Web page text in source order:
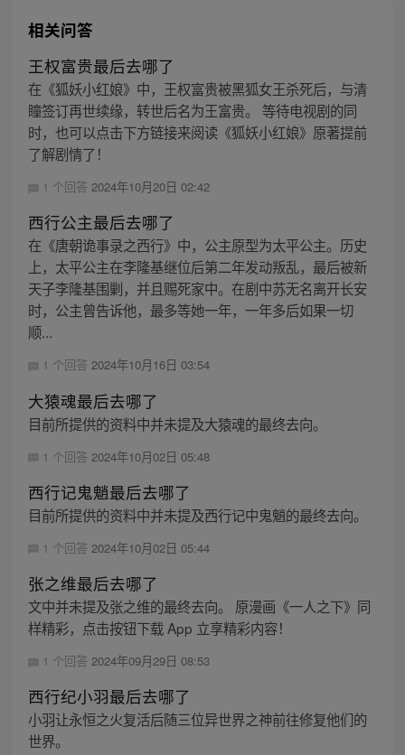
相关问答
王权富贵最后去哪了
在《狐妖小红娘》中，王权富贵被黑狐女王杀死后，与清
瞳签订再世续缘，转世后名为王富贵。 等待电视剧的同
时，也可以点击下方链接来阅读《狐妖小红娘》原著提前
了解剧情了！
1 个回答 2024年10月20日 02:42
西行公主最后去哪了
在《唐朝诡事录之西行》中，公主原型为太平公主。历史
上，太平公主在李隆基继位后第二年发动叛乱，最后被新
天子李隆基围剿，并且赐死家中。在剧中苏无名离开长安
时，公主曾告诉他，最多等她一年，一年多后如果一切
顺...
1 个回答 2024年10月16日 03:54
大猿魂最后去哪了
目前所提供的资料中并未提及大猿魂的最终去向。
1 个回答 2024年10月02日 05:48
西行记鬼魈最后去哪了
目前所提供的资料中并未提及西行记中鬼魈的最终去向。
1 个回答 2024年10月02日 05:44
张之维最后去哪了
文中并未提及张之维的最终去向。 原漫画《一人之下》同
样精彩，点击按钮下载 App 立享精彩内容！
1 个回答 2024年09月29日 08:53
西行纪小羽最后去哪了
小羽让永恒之火复活后随三位异世界之神前往修复他们的
世界。